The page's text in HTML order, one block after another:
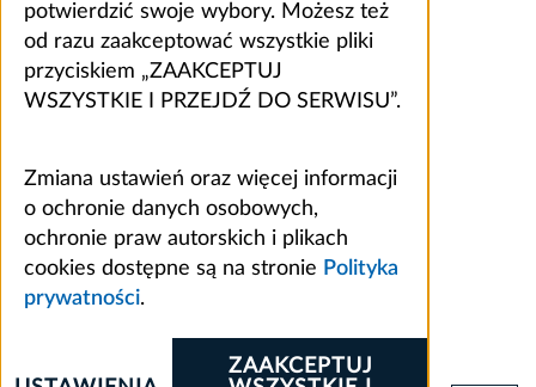
potwierdzić swoje wybory. Możesz też
od razu zaakceptować wszystkie pliki
przyciskiem „ZAAKCEPTUJ
WSZYSTKIE I PRZEJDŹ DO SERWISU”.
Zmiana ustawień oraz więcej informacji
o ochronie danych osobowych,
ochronie praw autorskich i plikach
cookies dostępne są na stronie Polityka
prywatności.
ZAAKCEPTUJ